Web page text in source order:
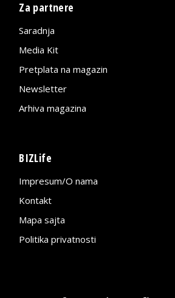
Za partnere
Saradnja
Media Kit
Pretplata na magazin
Newsletter
Arhiva magazina
BIZLife
Impresum/O nama
Kontakt
Mapa sajta
Politika privatnosti